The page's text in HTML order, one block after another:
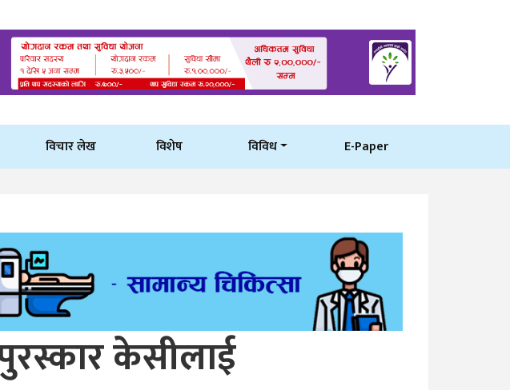
विचार लेख विशेष विविध E-Paper
पुरस्कार केसीलाई